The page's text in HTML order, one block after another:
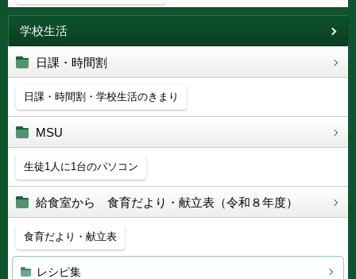
学校生活
日課・時間割
日課・時間割・学校生活のきまり
MSU
生徒1人に1台のパソコン
給食室から 食育だより・献立表（令和８年度）
食育だより・献立表
レシピ集